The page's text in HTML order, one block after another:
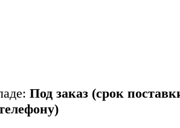
Под заказ (срок